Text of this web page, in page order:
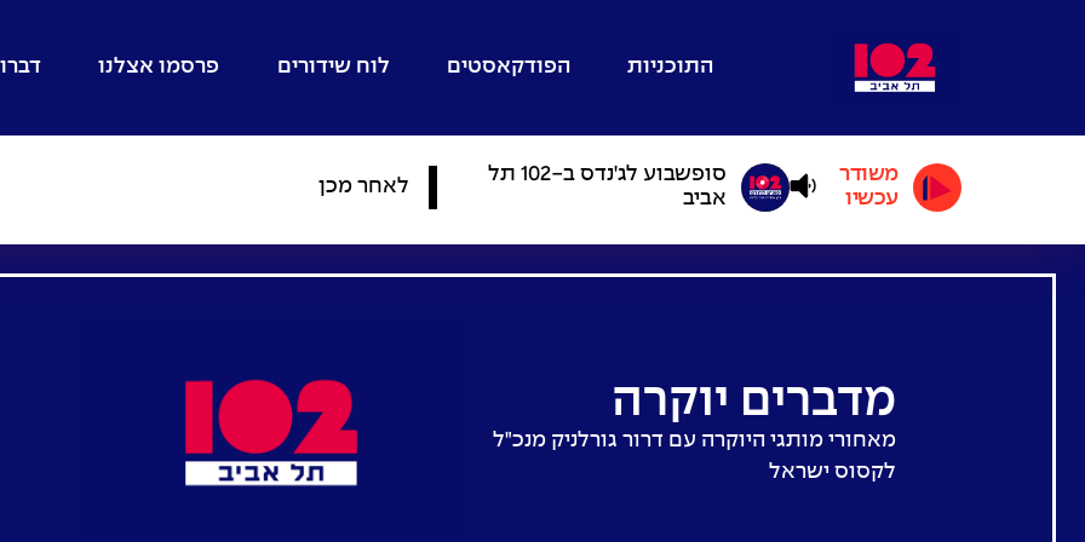
התוכניות הפודקאסטים לוח שידורים פרסמו אצלנו
משודר
עכשיו
סופשבוע לג'נדס ב-102 תל
אביב
לאחר מכן
מדברים יוקרה
מאחורי מותגי היוקרה עם דרור גורלניק מנכ"ל
לקסוס ישראל